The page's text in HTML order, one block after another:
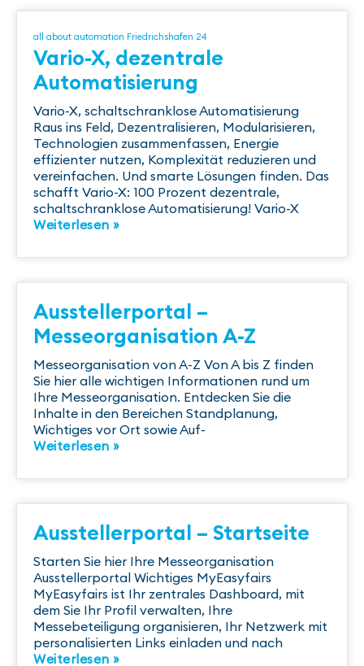
all about automation Friedrichshafen 24
Vario-X, dezentrale
Automatisierung
Vario-X, schaltschranklose Automatisierung
Raus ins Feld, Dezentralisieren, Modularisieren,
Technologien zusammenfassen, Energie
effizienter nutzen, Komplexität reduzieren und
vereinfachen. Und smarte Lösungen finden. Das
schafft Vario-X: 100 Prozent dezentrale,
schaltschranklose Automatisierung! Vario-X
Weiterlesen »
Ausstellerportal –
Messeorganisation A-Z
Messeorganisation von A-Z Von A bis Z finden
Sie hier alle wichtigen Informationen rund um
Ihre Messeorganisation. Entdecken Sie die
Inhalte in den Bereichen Standplanung,
Wichtiges vor Ort sowie Auf-
Weiterlesen »
Ausstellerportal – Startseite
Starten Sie hier Ihre Messeorganisation
Ausstellerportal Wichtiges MyEasyfairs
MyEasyfairs ist Ihr zentrales Dashboard, mit
dem Sie Ihr Profil verwalten, Ihre
Messebeteiligung organisieren, Ihr Netzwerk mit
personalisierten Links einladen und nach
Weiterlesen »